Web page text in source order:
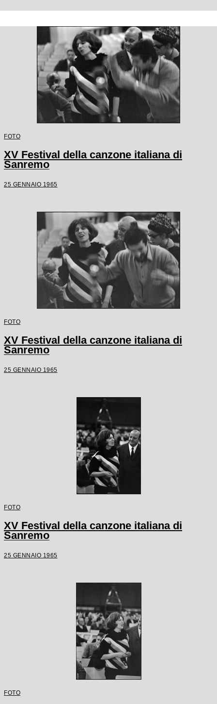
FOTO
XV Festival della canzone italiana di
Sanremo
25 GENNAIO 1965
FOTO
XV Festival della canzone italiana di
Sanremo
25 GENNAIO 1965
FOTO
XV Festival della canzone italiana di
Sanremo
25 GENNAIO 1965
FOTO